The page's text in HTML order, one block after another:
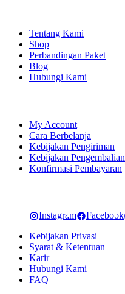
Tentang Kami
Shop
Perbandingan Paket
Blog
Hubungi Kami
My Account
Cara Berbelanja
Kebijakan Pengiriman
Kebijakan Pengembalian
Konfirmasi Pembayaran
Instagram Facebook
Kebijakan Privasi
Syarat & Ketentuan
Karir
Hubungi Kami
FAQ